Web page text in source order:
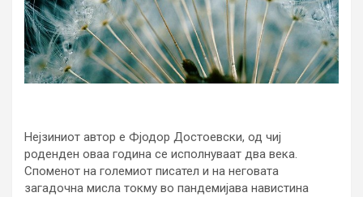
Нејзиниот автор е Фјодор Достоевски, од чиј
роденден оваа година се исполнуваат два века.
Споменот на големиот писател и на неговата
загадочна мисла токму во пандемијава навистина